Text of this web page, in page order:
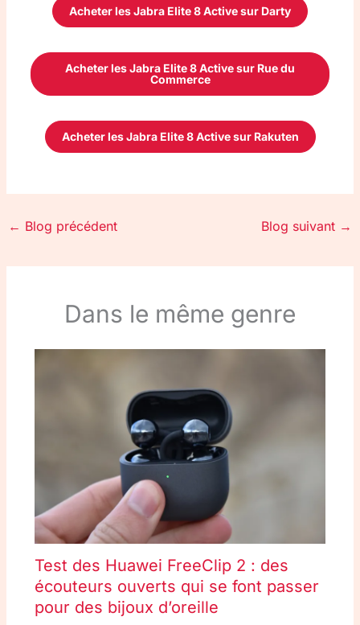
Acheter les Jabra Elite 8 Active sur Darty
Acheter les Jabra Elite 8 Active sur Rue du
Commerce
Acheter les Jabra Elite 8 Active sur Rakuten
← Blog précédent Blog suivant →
Dans le même genre
Test des Huawei FreeClip 2 : des
écouteurs ouverts qui se font passer
pour des bijoux d’oreille